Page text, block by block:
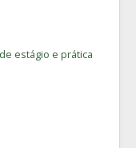
estágio e prática